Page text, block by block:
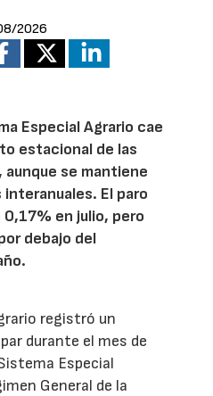
2026
Especial Agrario cae
estacional de las
aunque se mantiene
El paro
en julio, pero
debajo del
registró un
durante el mes de
Especial
General de la